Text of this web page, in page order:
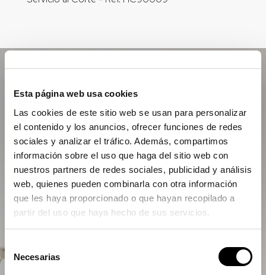
Esta página web usa cookies
Las cookies de este sitio web se usan para personalizar
el contenido y los anuncios, ofrecer funciones de redes
sociales y analizar el tráfico. Además, compartimos
información sobre el uso que haga del sitio web con
nuestros partners de redes sociales, publicidad y análisis
web, quienes pueden combinarla con otra información
que les haya proporcionado o que hayan recopilado a
partir del uso que haya hecho de sus servicios.
de Necesarias